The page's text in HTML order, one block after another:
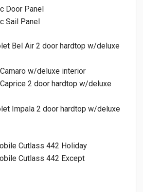
Door Panel
Sail Panel
Bel Air 2 door hardtop w/deluxe
w/deluxe interior
2 door hardtop w/deluxe
Impala 2 door hardtop w/deluxe
Cutlass 442 Holiday
Cutlass 442 Except